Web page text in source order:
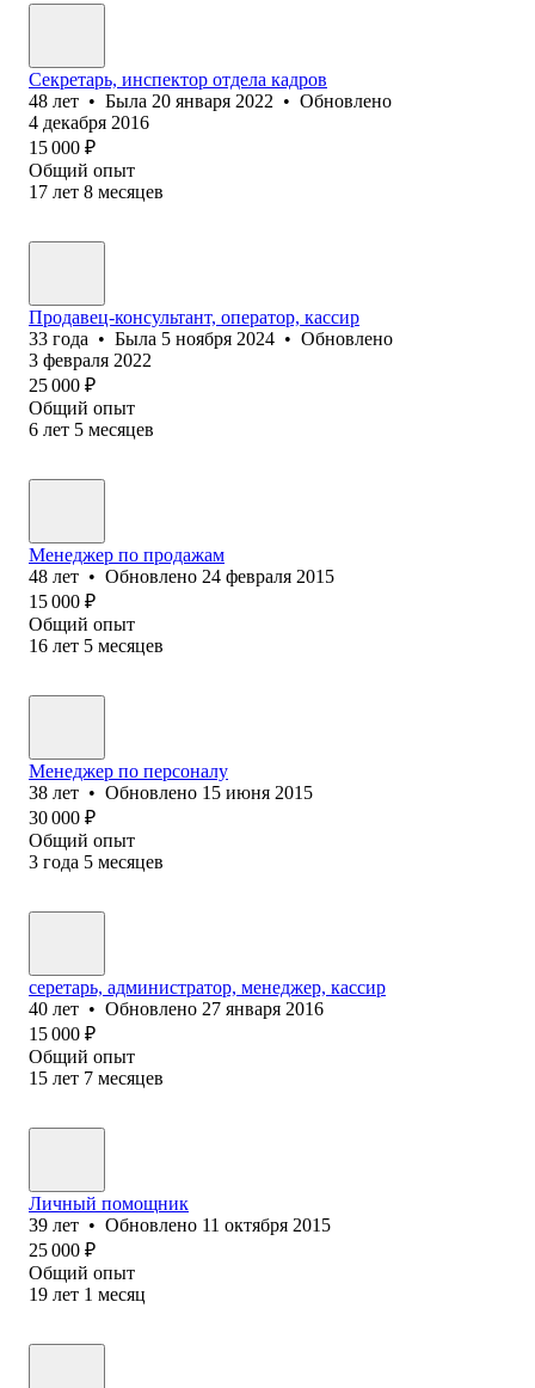
Секретарь, инспектор отдела кадров
48 лет • Была 20 января 2022 • Обновлено
4 декабря 2016
15 000 ₽
Общий опыт
17 лет 8 месяцев
Продавец-консультант, оператор, кассир
33 года • Была 5 ноября 2024 • Обновлено
3 февраля 2022
25 000 ₽
Общий опыт
6 лет 5 месяцев
Менеджер по продажам
48 лет • Обновлено 24 февраля 2015
15 000 ₽
Общий опыт
16 лет 5 месяцев
Менеджер по персоналу
38 лет • Обновлено 15 июня 2015
30 000 ₽
Общий опыт
3 года 5 месяцев
серетарь, администратор, менеджер, кассир
40 лет • Обновлено 27 января 2016
15 000 ₽
Общий опыт
15 лет 7 месяцев
Личный помощник
39 лет • Обновлено 11 октября 2015
25 000 ₽
Общий опыт
19 лет 1 месяц